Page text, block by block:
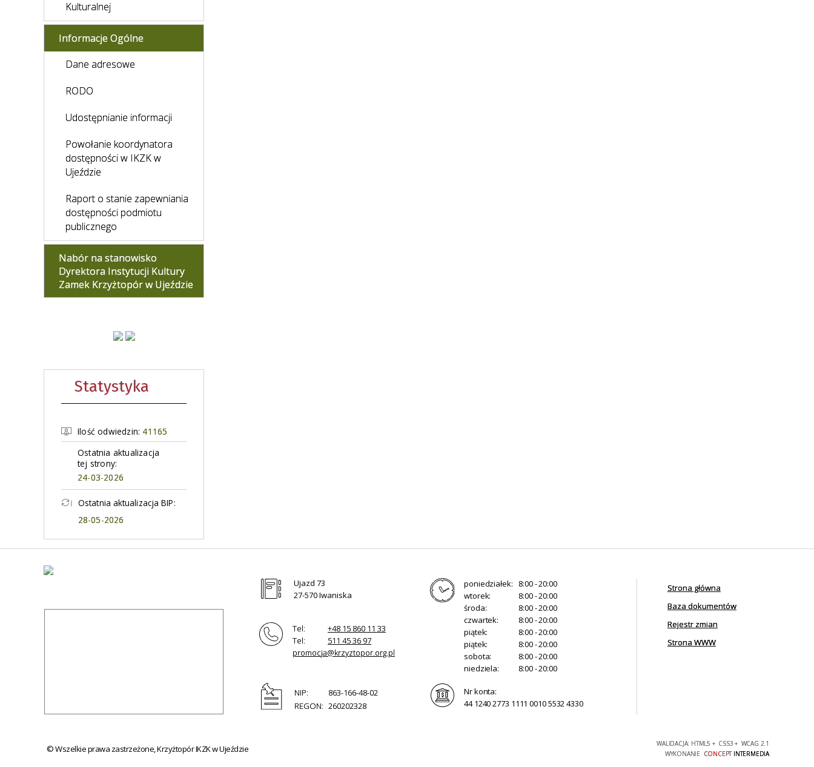
Kulturalnej
Informacje Ogólne
Dane adresowe
RODO
Udostępnianie informacji
Powołanie koordynatora
dostępności w IKZK w
Ujeździe
Raport o stanie zapewniania
dostępności podmiotu
publicznego
Nabór na stanowisko
Dyrektora Instytucji Kultury
Zamek Krzyżtopór w Ujeździe
Statystyka
Ilość odwiedzin: 41165
Ostatnia aktualizacja
tej strony:
24-03-2026
Ostatnia aktualizacja BIP:
28-05-2026
Ujazd 73
27-570 Iwaniska
Tel:
+48 15 860 11 33
Tel:
511 45 36 97
promocja@krzyztopor.org.pl
NIP:
863-166-48-02
REGON: 260202328
poniedziałek:
8:00 - 20:00
wtorek:
8:00 - 20:00
środa:
8:00 - 20:00
czwartek:
8:00 - 20:00
piątek:
8:00 - 20:00
piątek:
8:00 - 20:00
sobota:
8:00 - 20:00
niedziela:
8:00 - 20:00
Nr konta:
44 1240 2773 1111 0010 5532 4330
Strona główna
Baza dokumentów
Rejestr zmian
Strona WWW
© Wszelkie prawa zastrzeżone, Krzyżtopór IKZK w Ujeździe WALIDACJA: HTML5 + CSS3 + WCAG 2.1
WYKONANIE CONCEPTINTERMEDIA